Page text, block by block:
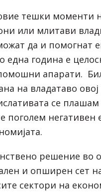
тешки моменти
или млитави
да и помогнат
една година е
апарати.
на владатаво
се
поголем негативен
решение во
и опширен сет
сектори на